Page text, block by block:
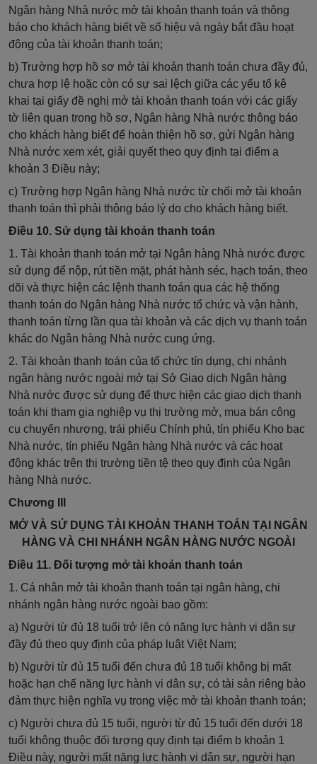
Ngân hàng Nhà nước mở tài khoản thanh toán và thông
báo cho khách hàng biết về số hiệu và ngày bắt đầu hoạt
động của tài khoản thanh toán;
b) Trường hợp hồ sơ mở tài khoản thanh toán chưa đầy đủ,
chưa hợp lệ hoặc còn có sự sai lệch giữa các yếu tố kê
khai tại giấy đề nghị mở tài khoản thanh toán với các giấy
tờ liên quan trong hồ sơ, Ngân hàng Nhà nước thông báo
cho khách hàng biết để hoàn thiện hồ sơ, gửi Ngân hàng
Nhà nước xem xét, giải quyết theo quy định tại điểm a
khoản 3 Điều này;
c) Trường hợp Ngân hàng Nhà nước từ chối mở tài khoản
thanh toán thì phải thông báo lý do cho khách hàng biết.
Điều 10. Sử dụng tài khoản thanh toán
1. Tài khoản thanh toán mở tại Ngân hàng Nhà nước được
sử dụng để nộp, rút tiền mặt, phát hành séc, hạch toán, theo
dõi và thực hiện các lệnh thanh toán qua các hệ thống
thanh toán do Ngân hàng Nhà nước tổ chức và vận hành,
thanh toán từng lần qua tài khoản và các dịch vụ thanh toán
khác do Ngân hàng Nhà nước cung ứng.
2. Tài khoản thanh toán của tổ chức tín dụng, chi nhánh
ngân hàng nước ngoài mở tại Sở Giao dịch Ngân hàng
Nhà nước được sử dụng để thực hiện các giao dịch thanh
toán khi tham gia nghiệp vụ thị trường mở, mua bán công
cụ chuyển nhượng, trái phiếu Chính phủ, tín phiếu Kho bạc
Nhà nước, tín phiếu Ngân hàng Nhà nước và các hoạt
động khác trên thị trường tiền tệ theo quy định của Ngân
hàng Nhà nước.
Chương III
MỞ VÀ SỬ DỤNG TÀI KHOẢN THANH TOÁN TẠI NGÂN
HÀNG VÀ CHI NHÁNH NGÂN HÀNG NƯỚC NGOÀI
Điều 11. Đối tượng mở tài khoản thanh toán
1. Cá nhân mở tài khoản thanh toán tại ngân hàng, chi
nhánh ngân hàng nước ngoài bao gồm:
a) Người từ đủ 18 tuổi trở lên có năng lực hành vi dân sự
đầy đủ theo quy định của pháp luật Việt Nam;
b) Người từ đủ 15 tuổi đến chưa đủ 18 tuổi không bị mất
hoặc hạn chế năng lực hành vi dân sự, có tài sản riêng bảo
đảm thực hiện nghĩa vụ trong việc mở tài khoản thanh toán;
c) Người chưa đủ 15 tuổi, người từ đủ 15 tuổi đến dưới 18
tuổi không thuộc đối tượng quy định tại điểm b khoản 1
Điều này, người mất năng lực hành vi dân sự, người hạn